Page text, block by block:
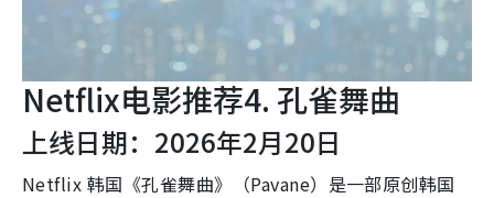
Netflix电影推荐4. 孔雀舞曲
上线日期：2026年2月20日
Netflix 韩国《孔雀舞曲》（Pavane）是一部原创韩国